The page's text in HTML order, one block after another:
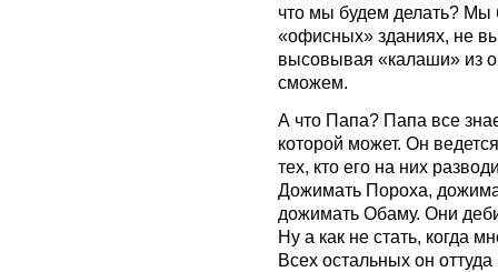
что мы будем делать? Мы
«офисных» зданиях, не
высовывая «калаши» из
сможем.
А что Папа? Папа все
которой может. Он
тех, кто его на них
Дожимать Пороха,
дожимать Обаму. Они
Ну а как не стать, когда
Всех остальных он